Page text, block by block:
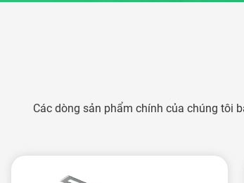
Các dòng sản phẩm chính của chúng tôi